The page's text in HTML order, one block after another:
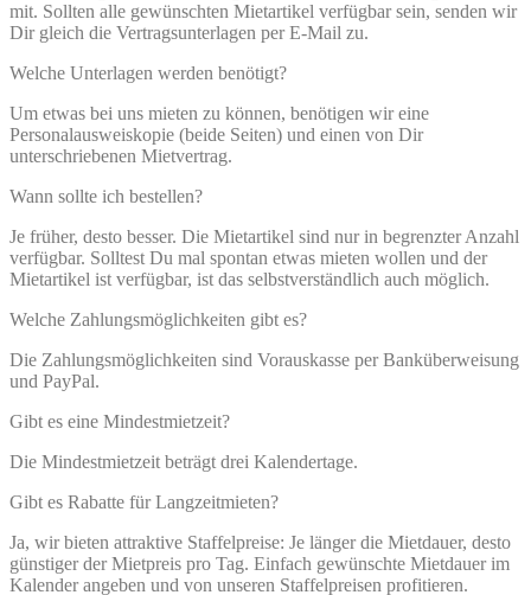
mit. Sollten alle gewünschten Mietartikel verfügbar sein, senden wir
Dir gleich die Vertragsunterlagen per E-Mail zu.
Welche Unterlagen werden benötigt?
Um etwas bei uns mieten zu können, benötigen wir eine
Personalausweiskopie (beide Seiten) und einen von Dir
unterschriebenen Mietvertrag.
Wann sollte ich bestellen?
Je früher, desto besser. Die Mietartikel sind nur in begrenzter Anzahl
verfügbar. Solltest Du mal spontan etwas mieten wollen und der
Mietartikel ist verfügbar, ist das selbstverständlich auch möglich.
Welche Zahlungsmöglichkeiten gibt es?
Die Zahlungsmöglichkeiten sind Vorauskasse per Banküberweisung
und PayPal.
Gibt es eine Mindestmietzeit?
Die Mindestmietzeit beträgt drei Kalendertage.
Gibt es Rabatte für Langzeitmieten?
Ja, wir bieten attraktive Staffelpreise: Je länger die Mietdauer, desto
günstiger der Mietpreis pro Tag. Einfach gewünschte Mietdauer im
Kalender angeben und von unseren Staffelpreisen profitieren.